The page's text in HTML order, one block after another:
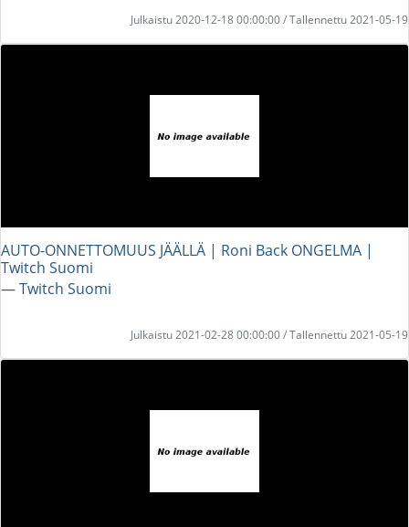
Julkaistu 2020-12-18 00:00:00 / Tallennettu 2021-05-19
AUTO-ONNETTOMUUS JÄÄLLÄ | Roni Back ONGELMA |
Twitch Suomi
― Twitch Suomi
Julkaistu 2021-02-28 00:00:00 / Tallennettu 2021-05-19